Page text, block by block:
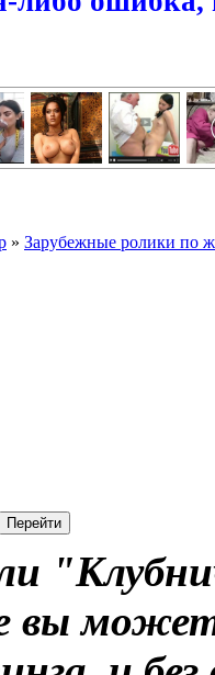
» Зарубежные ролики по